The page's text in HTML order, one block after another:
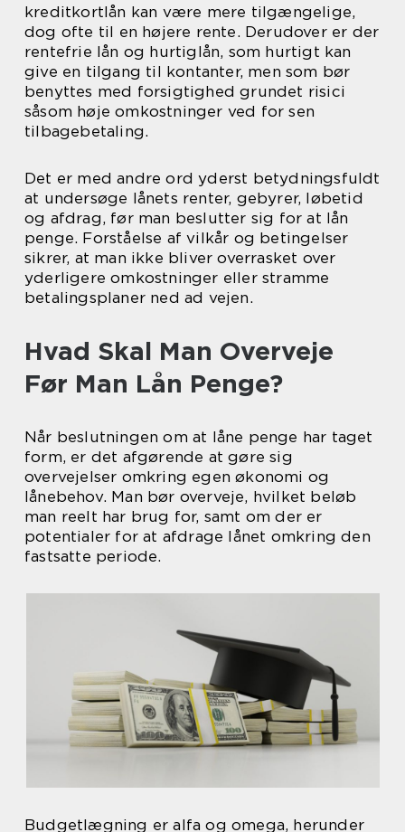
kreditkortlån kan være mere tilgængelige,
dog ofte til en højere rente. Derudover er der
rentefrie lån og hurtiglån, som hurtigt kan
give en tilgang til kontanter, men som bør
benyttes med forsigtighed grundet risici
såsom høje omkostninger ved for sen
tilbagebetaling.
Det er med andre ord yderst betydningsfuldt
at undersøge lånets renter, gebyrer, løbetid
og afdrag, før man beslutter sig for at lån
penge. Forståelse af vilkår og betingelser
sikrer, at man ikke bliver overrasket over
yderligere omkostninger eller stramme
betalingsplaner ned ad vejen.
Hvad Skal Man Overveje
Før Man Lån Penge?
Når beslutningen om at låne penge har taget
form, er det afgørende at gøre sig
overvejelser omkring egen økonomi og
lånebehov. Man bør overveje, hvilket beløb
man reelt har brug for, samt om der er
potentialer for at afdrage lånet omkring den
fastsatte periode.
Budgetlægning er alfa og omega, herunder